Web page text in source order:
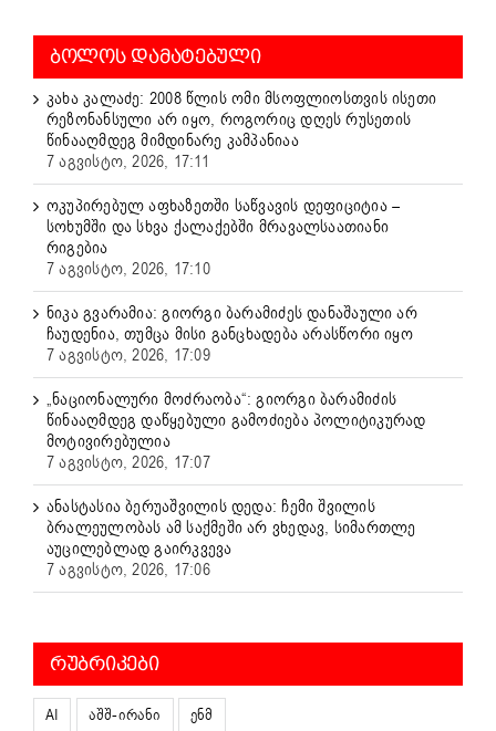
ᲑᲝᲚᲝᲡ ᲓᲐᲛᲐᲢᲔᲑᲣᲚᲘ
კახა კალაძე: 2008 წლის ომი მსოფლიოსთვის ისეთი
რეზონანსული არ იყო, როგორიც დღეს რუსეთის
წინააღმდეგ მიმდინარე კამპანიაა
7 აგვისტო, 2026, 17:11
ოკუპირებულ აფხაზეთში საწვავის დეფიციტია –
სოხუმში და სხვა ქალაქებში მრავალსაათიანი
რიგებია
7 აგვისტო, 2026, 17:10
ნიკა გვარამია: გიორგი ბარამიძეს დანაშაული არ
ჩაუდენია, თუმცა მისი განცხადება არასწორი იყო
7 აგვისტო, 2026, 17:09
„ნაციონალური მოძრაობა“: გიორგი ბარამიძის
წინააღმდეგ დაწყებული გამოძიება პოლიტიკურად
მოტივირებულია
7 აგვისტო, 2026, 17:07
ანასტასია ბერუაშვილის დედა: ჩემი შვილის
ბრალეულობას ამ საქმეში არ ვხედავ, სიმართლე
აუცილებლად გაირკვევა
7 აგვისტო, 2026, 17:06
ᲠᲣᲑᲠᲘᲙᲔᲑᲘ
AI აშშ-ირანი
ენმ